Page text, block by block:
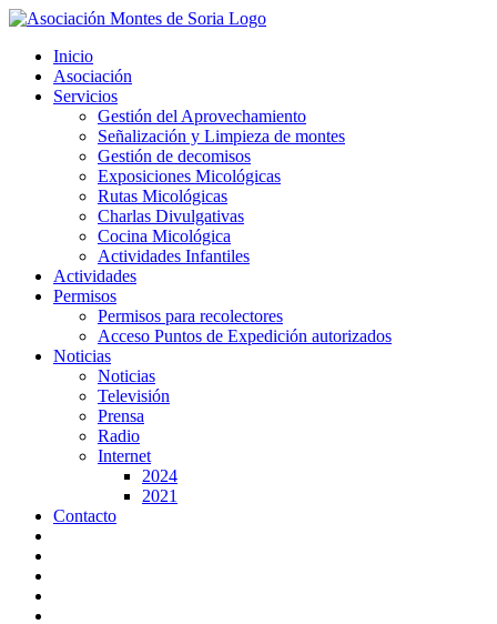
Saltar
contenido
Inicio
Asociación
Servicios
Gestión del Aprovechamiento
Señalización y Limpieza de montes
Gestión de decomisos
Exposiciones Micológicas
Rutas Micológicas
Charlas Divulgativas
Cocina Micológica
Actividades Infantiles
Actividades
Permisos
Permisos para recolectores
Acceso Puntos de Expedición autorizados
Noticias
Noticias
Televisión
Prensa
Radio
Internet
2024
2021
Contacto